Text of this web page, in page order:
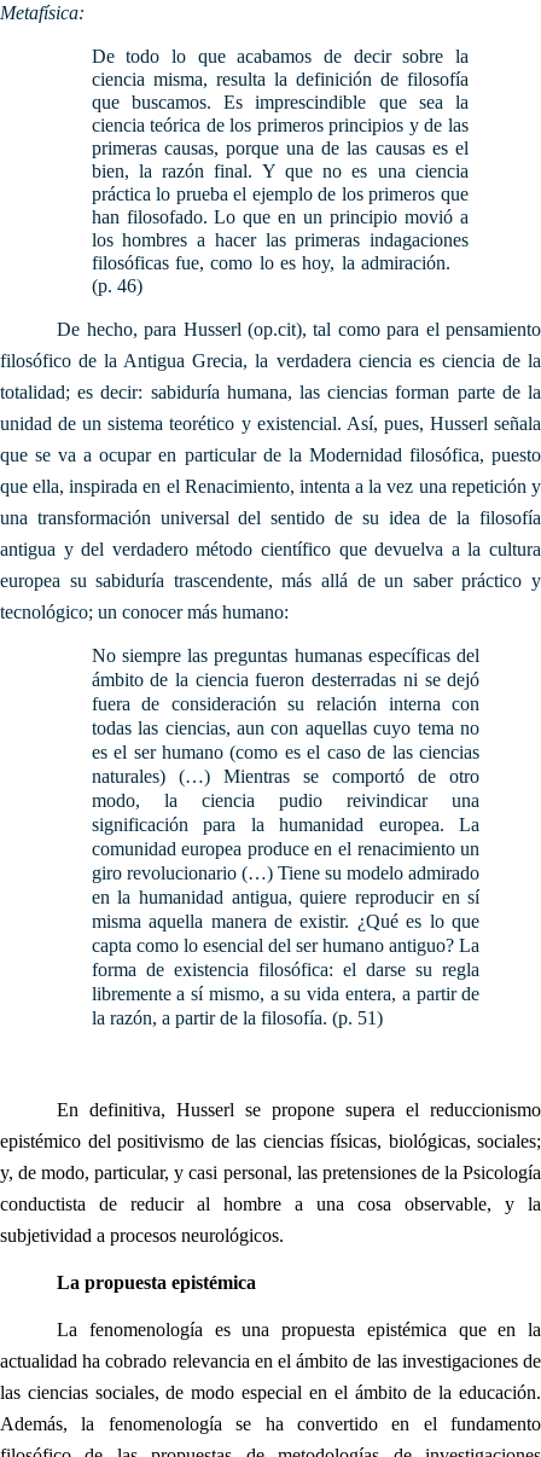
Metafísica:
De todo lo que acabamos de decir sobre la
ciencia misma, resulta la definición de filosofía
que buscamos. Es imprescindible que sea la
ciencia teórica de los primeros principios y de las
primeras causas, porque una de las causas es el
bien, la razón final. Y que no es una ciencia
práctica lo prueba el ejemplo de los primeros que
han filosofado. Lo que en un principio movió a
los hombres a hacer las primeras indagaciones
filosóficas fue, como lo es hoy, la admiración.
(p. 46)
De hecho, para Husserl (op.cit), tal como para el pensamiento
filosófico de la Antigua Grecia, la verdadera ciencia es ciencia de la
totalidad; es decir: sabiduría humana, las ciencias forman parte de la
unidad de un sistema teorético y existencial. Así, pues, Husserl señala
que se va a ocupar en particular de la Modernidad filosófica, puesto
que ella, inspirada en el Renacimiento, intenta a la vez una repetición y
una transformación universal del sentido de su idea de la filosofía
antigua y del verdadero método científico que devuelva a la cultura
europea su sabiduría trascendente, más allá de un saber práctico y
tecnológico; un conocer más humano:
No siempre las preguntas humanas específicas del
ámbito de la ciencia fueron desterradas ni se dejó
fuera de consideración su relación interna con
todas las ciencias, aun con aquellas cuyo tema no
es el ser humano (como es el caso de las ciencias
naturales) (…) Mientras se comportó de otro
modo, la ciencia pudio reivindicar una
significación para la humanidad europea. La
comunidad europea produce en el renacimiento un
giro revolucionario (…) Tiene su modelo admirado
en la humanidad antigua, quiere reproducir en sí
misma aquella manera de existir. ¿Qué es lo que
capta como lo esencial del ser humano antiguo? La
forma de existencia filosófica: el darse su regla
libremente a sí mismo, a su vida entera, a partir de
la razón, a partir de la filosofía. (p. 51)
En definitiva, Husserl se propone supera el reduccionismo
epistémico del positivismo de las ciencias físicas, biológicas, sociales;
y, de modo, particular, y casi personal, las pretensiones de la Psicología
conductista de reducir al hombre a una cosa observable, y la
subjetividad a procesos neurológicos.
La propuesta epistémica
La fenomenología es una propuesta epistémica que en la
actualidad ha cobrado relevancia en el ámbito de las investigaciones de
las ciencias sociales, de modo especial en el ámbito de la educación.
Además, la fenomenología se ha convertido en el fundamento